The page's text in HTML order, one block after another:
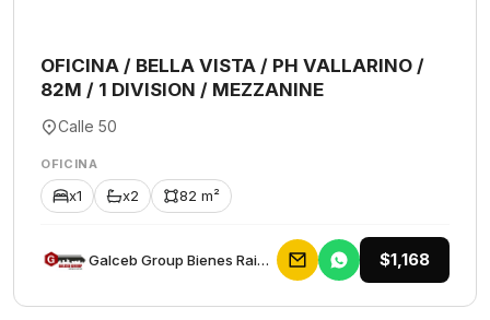
OFICINA / BELLA VISTA / PH VALLARINO /
82M / 1 DIVISION / MEZZANINE
Calle 50
OFICINA
x1 x2 82 m²
Galceb Group Bienes Raices $1,168